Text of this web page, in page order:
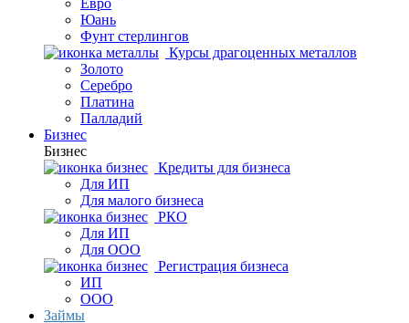
Юань
Фунт стерлингов
Курсы драгоценных металлов
Золото
Серебро
Платина
Палладий
Бизнес
Бизнес
Кредиты для бизнеса
Для ИП
Для малого бизнеса
РКО
Для ИП
Для ООО
Регистрация бизнеса
ИП
ООО
Займы